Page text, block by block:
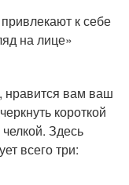
к себе
на лице»
нравится вам ваш
короткой
Здесь
всего три: